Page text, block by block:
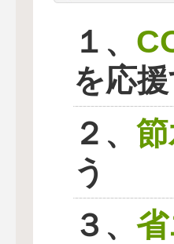
１、
を応
２、
う
３、